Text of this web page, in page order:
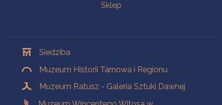
Sklep
Siedziba
Muzeum Historii Tarnowa i Regionu
Muzeum Ratusz - Galeria Sztuki Dawnej